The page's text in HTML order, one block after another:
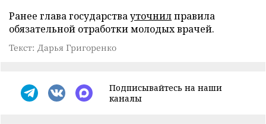
Ранее глава государствауточнилправила
обязательной отработки молодых врачей.
Текст: Дарья Григоренко
Подписывайтесь на наши
каналы